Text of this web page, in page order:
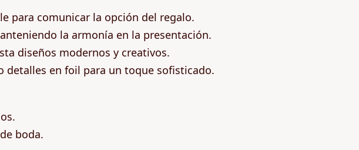
para comunicar la opción del regalo.
la armonía en la presentación.
diseños modernos y creativos.
detalles en foil para un toque sofisticado.
boda.